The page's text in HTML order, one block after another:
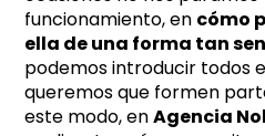
i
v
e
:
funcionamiento, en cómo
ella de una forma tan
podemos introducir todos
queremos que formen
este modo, enAgencia